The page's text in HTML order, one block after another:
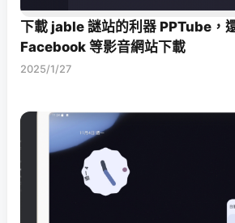
下載 jable 謎站的利器 PPTube，
Facebook 等影音網站下載
2025/1/27